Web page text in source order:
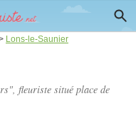
Lons-le-Saunier
fleuriste situé place de